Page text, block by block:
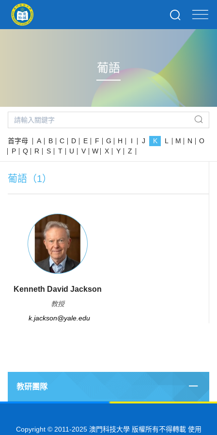
葡語
首字母 A B C D E F G H I J K L M N
O
P
Q R S T U V W X Y Z
葡語（1）
Kenneth David Jackson
教授
k.jackson@yale.edu
教研團隊
Copyright © 2011-2025 澳門科技大學 版權所有不得轉載 使用